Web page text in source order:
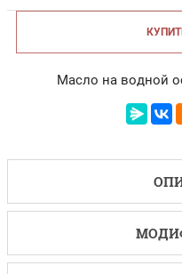
Масло на водной